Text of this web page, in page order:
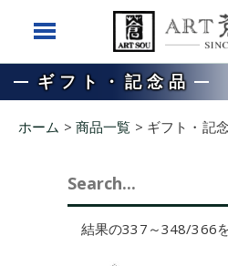
ギフト・記念品
ホーム > 商品一覧 > ギフト・記
Search
結果の337～348/366